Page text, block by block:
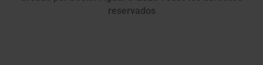
reservados